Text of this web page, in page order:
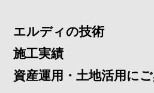
エルディの技術
施工実績
資産運用・土地活用に